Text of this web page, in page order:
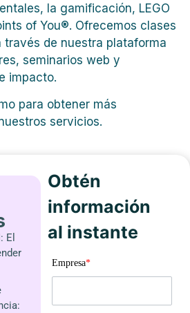
la gamificación, LEGO
of You®. Ofrecemos clases
través de nuestra plataforma
seminarios web y
impacto.
para obtener más
servicios.
El
Obtén
información
al instante
Empresa*